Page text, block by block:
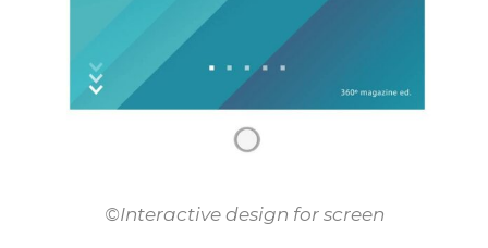
©Interactive design for screen